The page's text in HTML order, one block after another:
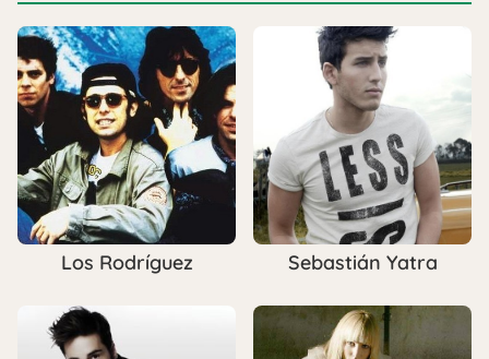
Los Rodríguez Sebastián Yatra